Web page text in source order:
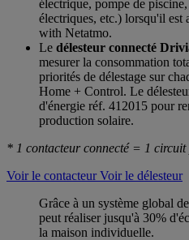
électrique, pompe de
électriques, etc.) lorsqu'il est
with Netatmo.
Le délesteur connecté
mesurer la consommation
priorités de délestage sur
Home + Control. Le
d'énergie réf. 412015 pour
production solaire.
* 1 contacteur connecté = 1 circuit
Voir le contacteur Voir le délesteur
Grâce à un système global
peut réaliser jusqu'à 30%
la maison individuelle.